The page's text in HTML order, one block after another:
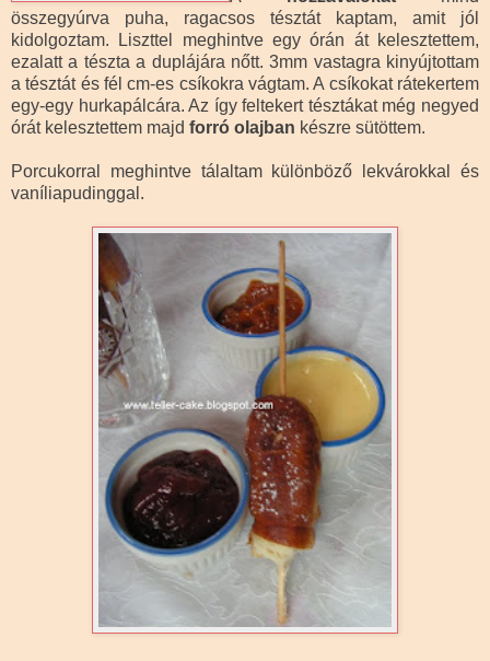
összegyúrva puha, ragacsos tésztát kaptam, amit jól
kidolgoztam. Liszttel meghintve egy órán át kelesztettem,
ezalatt a tészta a duplájára nőtt. 3mm vastagra kinyújtottam
a tésztát és fél cm-es csíkokra vágtam. A csíkokat rátekertem
egy-egy hurkapálcára. Az így feltekert tésztákat még negyed
órát kelesztettem majd forró olajban készre sütöttem.
Porcukorral meghintve tálaltam különböző lekvárokkal és
vaníliapudinggal.